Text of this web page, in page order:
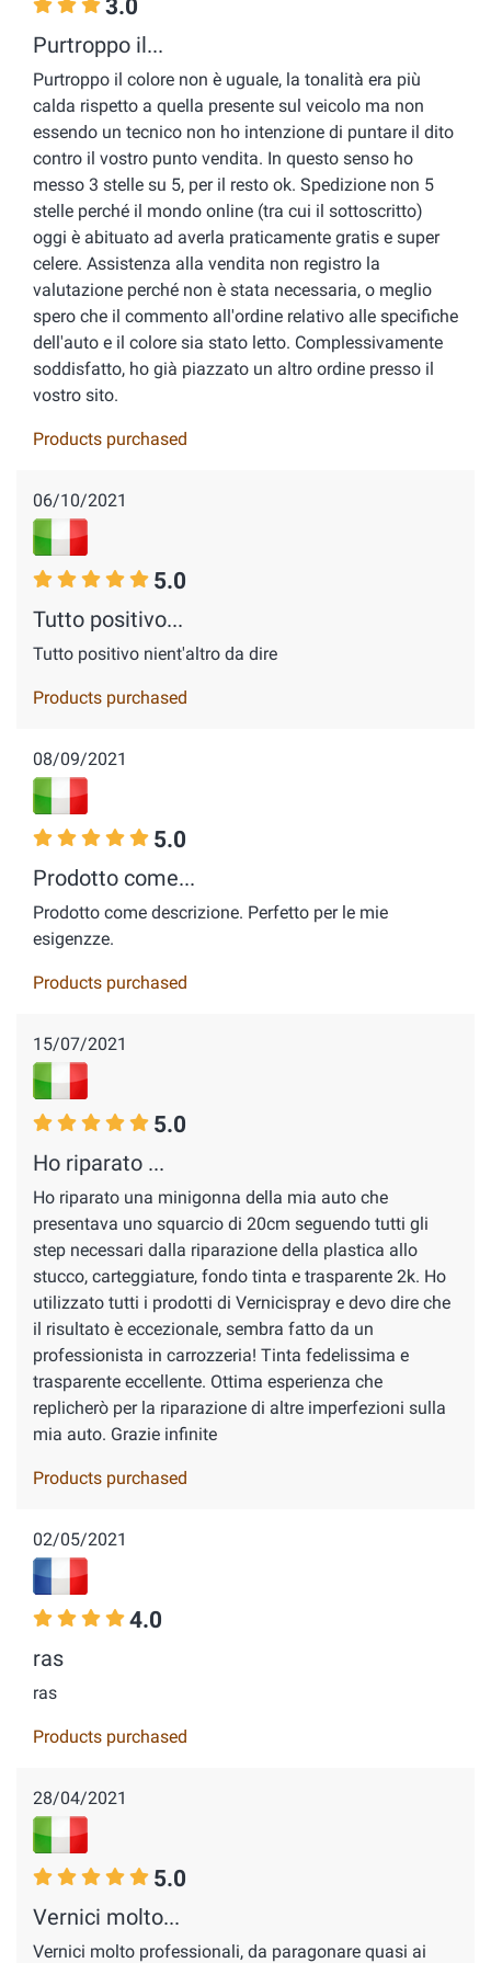
3.0
Purtroppo il...
Purtroppo il colore non è uguale, la tonalità era più
calda rispetto a quella presente sul veicolo ma non
essendo un tecnico non ho intenzione di puntare il dito
contro il vostro punto vendita. In questo senso ho
messo 3 stelle su 5, per il resto ok. Spedizione non 5
stelle perché il mondo online (tra cui il sottoscritto)
oggi è abituato ad averla praticamente gratis e super
celere. Assistenza alla vendita non registro la
valutazione perché non è stata necessaria, o meglio
spero che il commento all'ordine relativo alle specifiche
dell'auto e il colore sia stato letto. Complessivamente
soddisfatto, ho già piazzato un altro ordine presso il
vostro sito.
Products purchased
06/10/2021
5.0
Tutto positivo...
Tutto positivo nient'altro da dire
Products purchased
08/09/2021
5.0
Prodotto come...
Prodotto come descrizione. Perfetto per le mie
esigenzze.
Products purchased
15/07/2021
5.0
Ho riparato ...
Ho riparato una minigonna della mia auto che
presentava uno squarcio di 20cm seguendo tutti gli
step necessari dalla riparazione della plastica allo
stucco, carteggiature, fondo tinta e trasparente 2k. Ho
utilizzato tutti i prodotti di Vernicispray e devo dire che
il risultato è eccezionale, sembra fatto da un
professionista in carrozzeria! Tinta fedelissima e
trasparente eccellente. Ottima esperienza che
replicherò per la riparazione di altre imperfezioni sulla
mia auto. Grazie infinite
Products purchased
02/05/2021
4.0
ras
ras
Products purchased
28/04/2021
5.0
Vernici molto...
Vernici molto professionali, da paragonare quasi ai